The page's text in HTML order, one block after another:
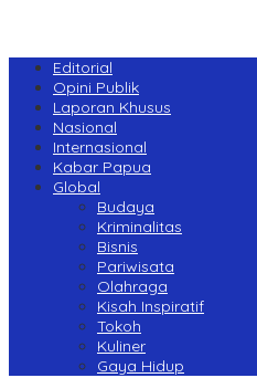
Editorial
Opini Publik
Laporan Khusus
Nasional
Internasional
Kabar Papua
Global
Budaya
Kriminalitas
Bisnis
Pariwisata
Olahraga
Kisah Inspiratif
Tokoh
Kuliner
Gaya Hidup